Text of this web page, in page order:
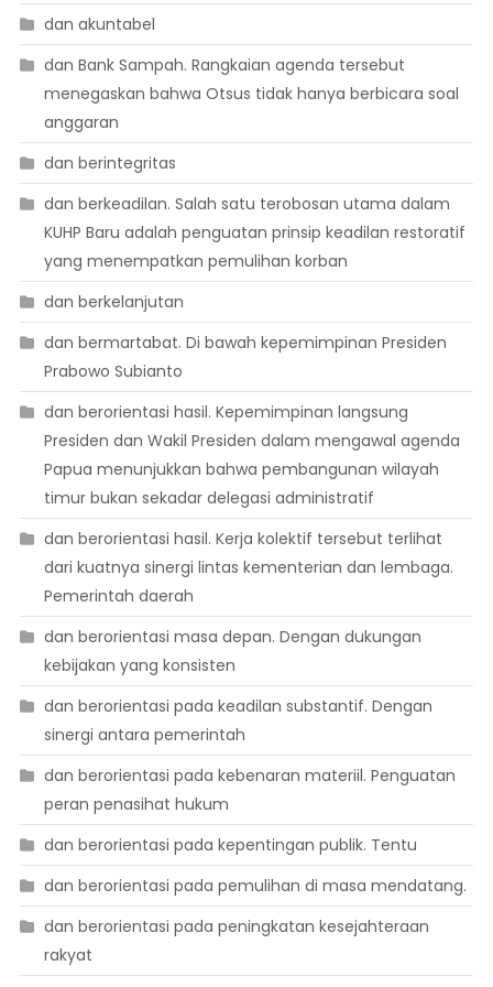
dan akuntabel
dan Bank Sampah. Rangkaian agenda tersebut
menegaskan bahwa Otsus tidak hanya berbicara soal
anggaran
dan berintegritas
dan berkeadilan. Salah satu terobosan utama dalam
KUHP Baru adalah penguatan prinsip keadilan restoratif
yang menempatkan pemulihan korban
dan berkelanjutan
dan bermartabat. Di bawah kepemimpinan Presiden
Prabowo Subianto
dan berorientasi hasil. Kepemimpinan langsung
Presiden dan Wakil Presiden dalam mengawal agenda
Papua menunjukkan bahwa pembangunan wilayah
timur bukan sekadar delegasi administratif
dan berorientasi hasil. Kerja kolektif tersebut terlihat
dari kuatnya sinergi lintas kementerian dan lembaga.
Pemerintah daerah
dan berorientasi masa depan. Dengan dukungan
kebijakan yang konsisten
dan berorientasi pada keadilan substantif. Dengan
sinergi antara pemerintah
dan berorientasi pada kebenaran materiil. Penguatan
peran penasihat hukum
dan berorientasi pada kepentingan publik. Tentu
dan berorientasi pada pemulihan di masa mendatang.
dan berorientasi pada peningkatan kesejahteraan
rakyat